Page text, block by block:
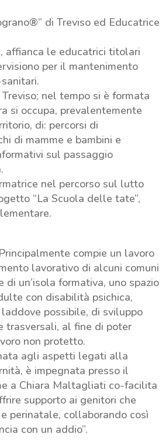
di Treviso ed Educatrice
affianca le educatrici titolari
per il mantenimento
nel tempo si è formata
si occupa, prevalentemente
di: percorsi di
di mamme e bambini e
sul passaggio
nel percorso sul lutto
“La Scuola delle tate”,
compie un lavoro
lavorativo di alcuni comuni
un’isola formativa, uno spazio
con disabilità psichica,
possibile, di sviluppo
trasversali, al fine di poter
non protetto.
agli aspetti legati alla
è impegnata presso il
a Chiara Maltagliati co-facilita
supporto ai genitori che
perinatale, collaborando così
con un addio”.